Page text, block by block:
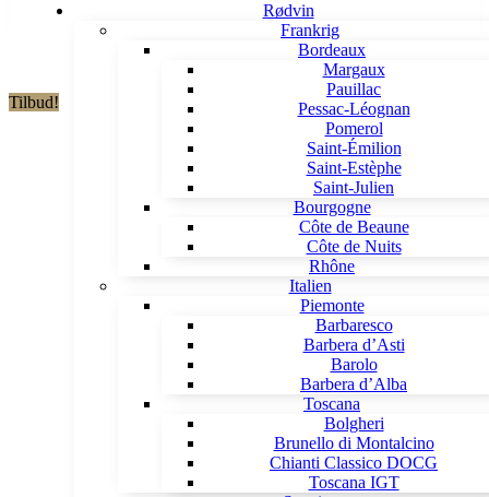
Rødvin
Frankrig
Bordeaux
Margaux
Pauillac
Pessac-Léognan
Pomerol
Saint-Émilion
Saint-Estèphe
Saint-Julien
Bourgogne
Côte de Beaune
Côte de Nuits
Rhône
Italien
Piemonte
Barbaresco
Barbera d’Asti
Barolo
Barbera d’Alba
Toscana
Bolgheri
Brunello di Montalcino
Chianti Classico DOCG
Toscana IGT
Tilbud!